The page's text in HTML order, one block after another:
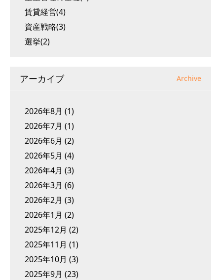
賃貸経営(4)
資産戦略(3)
選挙(2)
アーカイブ Archive
2026年8月 (1)
2026年7月 (1)
2026年6月 (2)
2026年5月 (4)
2026年4月 (3)
2026年3月 (6)
2026年2月 (3)
2026年1月 (2)
2025年12月 (2)
2025年11月 (1)
2025年10月 (3)
2025年9月 (23)